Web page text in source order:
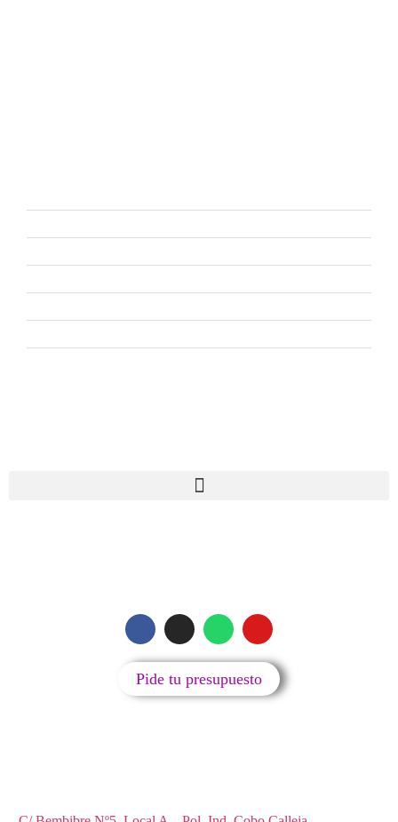
Reparación Móviles
Reparación Tablet
Reparación Consolas
Reparación Tv
Reparación Portátiles
Reparación Smartwatch
Pide tu presupuesto